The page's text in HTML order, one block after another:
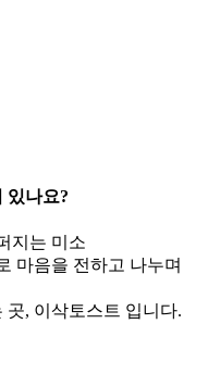
있나요?
지는 미소
마음을 전하고 나누며
, 이삭토스트 입니다.